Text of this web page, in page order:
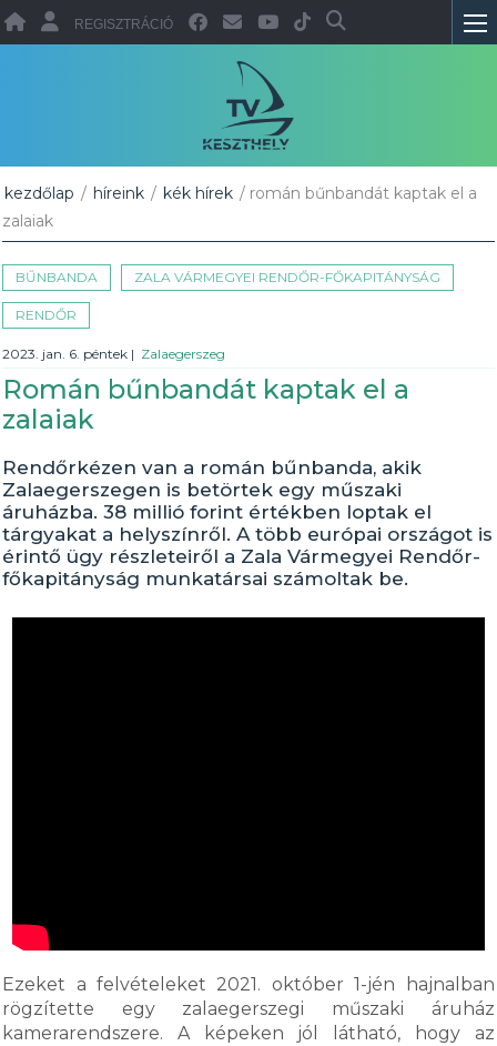
REGISZTRÁCIÓ
kezdőlap / híreink / kék hírek / román bűnbandát kaptak el a
zalaiak
BŰNBANDA ZALA VÁRMEGYEI RENDŐR-FŐKAPITÁNYSÁG
RENDŐR
2023. jan. 6. péntek | Zalaegerszeg
Román bűnbandát kaptak el a
zalaiak
Rendőrkézen van a román bűnbanda, akik
Zalaegerszegen is betörtek egy műszaki
áruházba. 38 millió forint értékben loptak el
tárgyakat a helyszínről. A több európai országot is
érintő ügy részleteiről a Zala Vármegyei Rendőr-
főkapitányság munkatársai számoltak be.
Ezeket a felvételeket 2021. október 1-jén hajnalban
rögzítette egy zalaegerszegi műszaki áruház
kamerarendszere. A képeken jól látható, hogy az